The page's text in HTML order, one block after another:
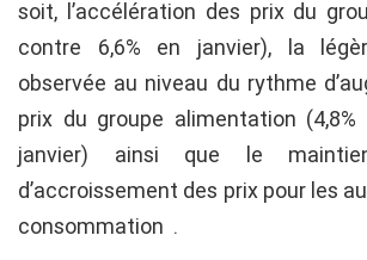
soit, l’accélération des prix du
contre 6,6% en janvier), la
observée au niveau du rythme
prix du groupe alimentation (4,8%
janvier) ainsi que le
d’accroissement des prix pour les
consommation .